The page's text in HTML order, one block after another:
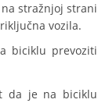
stražnjoj strani
vozila.
biciklu prevoziti
da je na biciklu